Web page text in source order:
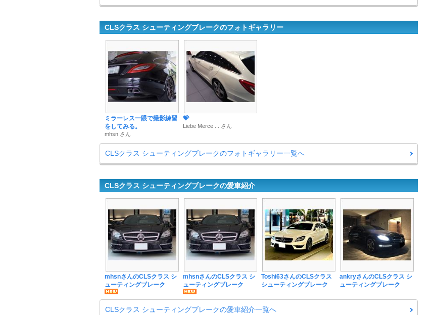
CLSクラス シューティングブレークのフォトギャラリー
ミラーレス一眼で撮影練習
をしてみる。
mhsn さん
💝
Liebe Merce ... さん
CLSクラス シューティングブレークのフォトギャラリー一覧へ
CLSクラス シューティングブレークの愛車紹介
mhsnさんのCLSクラス シ
ューティングブレーク
mhsnさんのCLSクラス シ
ューティングブレーク
Toshi63さんのCLSクラス
シューティングブレーク
ankryさんのCLSクラス シ
ューティングブレーク
CLSクラス シューティングブレークの愛車紹介一覧へ